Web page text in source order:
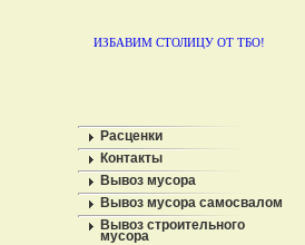
ИЗБАВИМ СТОЛИЦУ ОТ ТБО!
Расценки
Контакты
Вывоз мусора
Вывоз мусора самосвалом
Вывоз строительного
мусора